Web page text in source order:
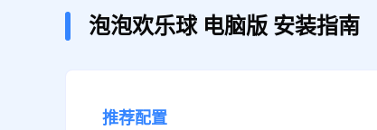
泡泡欢乐球 电脑版 安装指南
推荐配置